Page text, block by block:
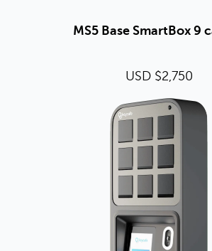
MS5 Base SmartBox 9
USD $2,750